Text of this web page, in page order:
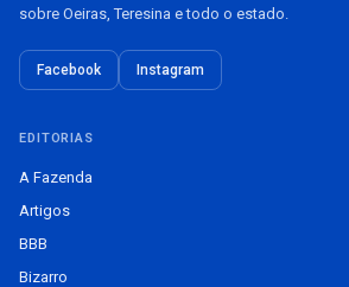
sobre Oeiras, Teresina e todo o estado.
Facebook Instagram
EDITORIAS
A Fazenda
Artigos
BBB
Bizarro